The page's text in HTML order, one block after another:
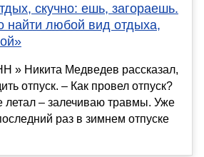
скучно: ешь, загораешь.
найти любой вид отдыха,
» Никита Медведев рассказал,
отпуск. – Как провел отпуск?
летал – залечиваю травмы. Уже
раз в зимнем отпуске